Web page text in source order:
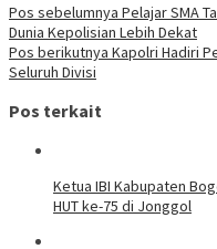
Pos sebelumnya Pelajar SMA
Dunia Kepolisian Lebih Dekat
Pos berikutnya Kapolri Hadiri
Seluruh Divisi
Pos terkait
Ketua IBI Kabupaten
HUT ke-75 di Jonggol